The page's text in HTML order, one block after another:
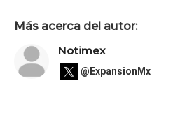
Más acerca del autor:
Notimex
@ExpansionMx